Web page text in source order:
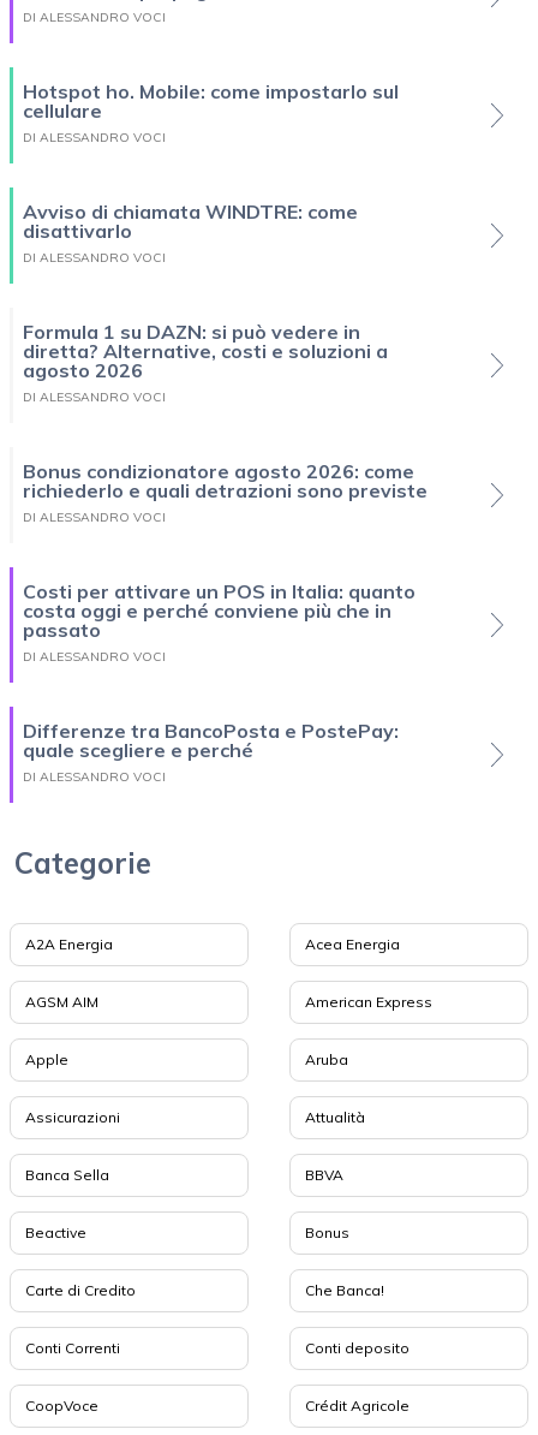
DI ALESSANDRO VOCI
Hotspot ho. Mobile: come impostarlo sul
cellulare
DI ALESSANDRO VOCI
Avviso di chiamata WINDTRE: come
disattivarlo
DI ALESSANDRO VOCI
Formula 1 su DAZN: si può vedere in
diretta? Alternative, costi e soluzioni a
agosto 2026
DI ALESSANDRO VOCI
Bonus condizionatore agosto 2026: come
richiederlo e quali detrazioni sono previste
DI ALESSANDRO VOCI
Costi per attivare un POS in Italia: quanto
costa oggi e perché conviene più che in
passato
DI ALESSANDRO VOCI
Differenze tra BancoPosta e PostePay:
quale scegliere e perché
DI ALESSANDRO VOCI
Categorie
A2A Energia Acea Energia
AGSM AIM American Express
Apple Aruba
Assicurazioni Attualità
Banca Sella BBVA
Beactive Bonus
Carte di Credito Che Banca!
Conti Correnti Conti deposito
CoopVoce Crédit Agricole